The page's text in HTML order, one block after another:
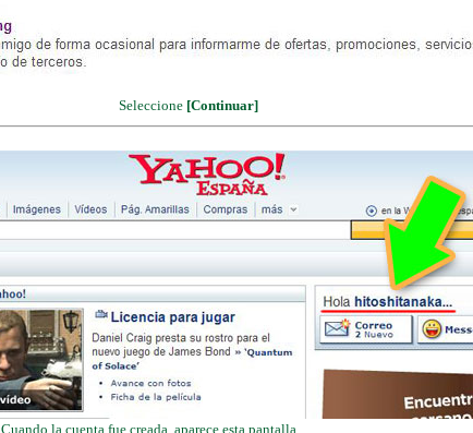
Seleccione [Continuar]
Cuando la cuenta fue creada, aparece esta pantalla.